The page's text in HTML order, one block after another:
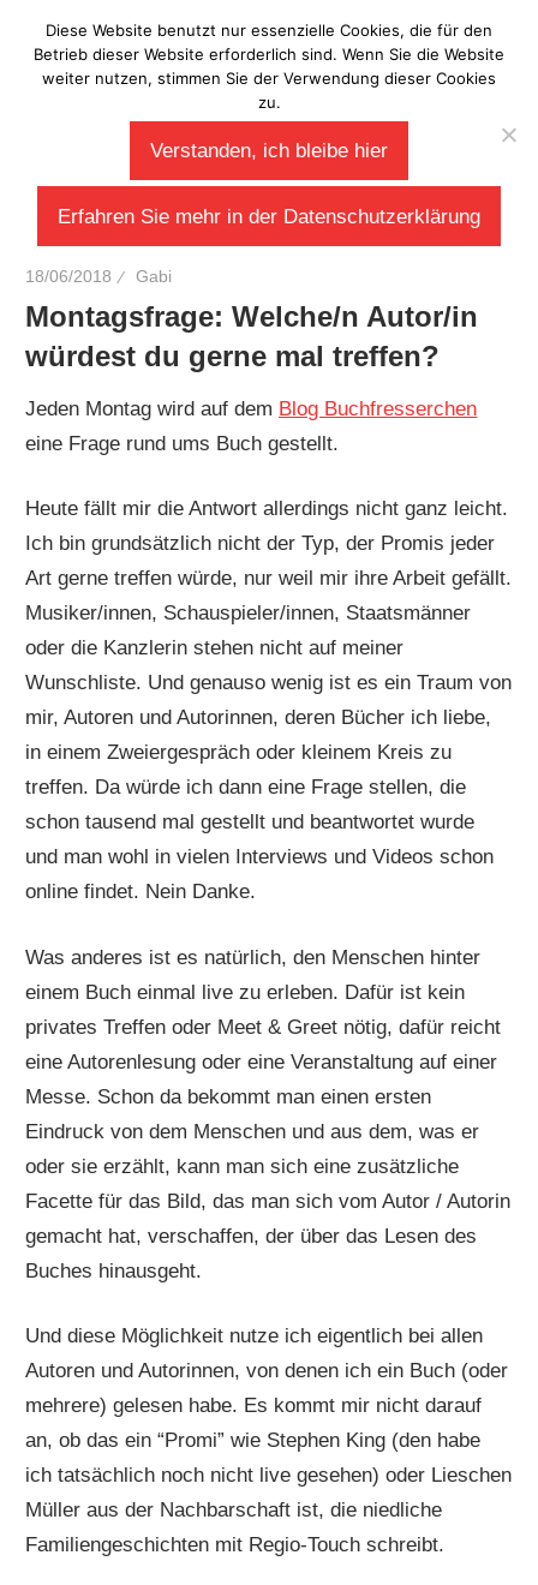
Inhalt
springen
Laberladen
18/06/2018 Gabi
Montagsfrage: Welche/n Autor/in
würdest du gerne mal treffen?
Jeden Montag wird auf dem Blog Buchfresserchen
eine Frage rund ums Buch gestellt.
Heute fällt mir die Antwort allerdings nicht ganz leicht.
Ich bin grundsätzlich nicht der Typ, der Promis jeder
Art gerne treffen würde, nur weil mir ihre Arbeit gefällt.
Musiker/innen, Schauspieler/innen, Staatsmänner
oder die Kanzlerin stehen nicht auf meiner
Wunschliste. Und genauso wenig ist es ein Traum von
mir, Autoren und Autorinnen, deren Bücher ich liebe,
in einem Zweiergespräch oder kleinem Kreis zu
treffen. Da würde ich dann eine Frage stellen, die
schon tausend mal gestellt und beantwortet wurde
und man wohl in vielen Interviews und Videos schon
online findet. Nein Danke.
Was anderes ist es natürlich, den Menschen hinter
einem Buch einmal live zu erleben. Dafür ist kein
privates Treffen oder Meet & Greet nötig, dafür reicht
eine Autorenlesung oder eine Veranstaltung auf einer
Messe. Schon da bekommt man einen ersten
Eindruck von dem Menschen und aus dem, was er
oder sie erzählt, kann man sich eine zusätzliche
Facette für das Bild, das man sich vom Autor / Autorin
gemacht hat, verschaffen, der über das Lesen des
Buches hinausgeht.
Und diese Möglichkeit nutze ich eigentlich bei allen
Autoren und Autorinnen, von denen ich ein Buch (oder
mehrere) gelesen habe. Es kommt mir nicht darauf
an, ob das ein “Promi” wie Stephen King (den habe
ich tatsächlich noch nicht live gesehen) oder Lieschen
Müller aus der Nachbarschaft ist, die niedliche
Familiengeschichten mit Regio-Touch schreibt.
Diese Website benutzt nur essenzielle Cookies, die für den
Betrieb dieser Website erforderlich sind. Wenn Sie die Website
weiter nutzen, stimmen Sie der Verwendung dieser Cookies
zu.
Verstanden, ich bleibe hier
Erfahren Sie mehr in der Datenschutzerklärung